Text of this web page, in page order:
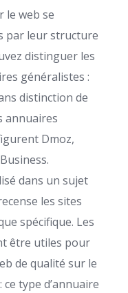
le web se
par leur structure
distinguer les
généralistes :
distinction de
annuaires
Dmoz,
dans un sujet
les sites
spécifique. Les
être utiles pour
de qualité sur le
type d’annuaire